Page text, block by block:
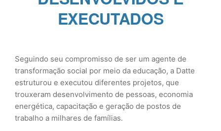
EXECUTADOS
Seguindo seu compromisso de ser um agente de
transformação social por meio da educação, a Datte
estruturou e executou diferentes projetos, que
trouxeram desenvolvimento de pessoas, economia
energética, capacitação e geração de postos de
trabalho a milhares de famílias.